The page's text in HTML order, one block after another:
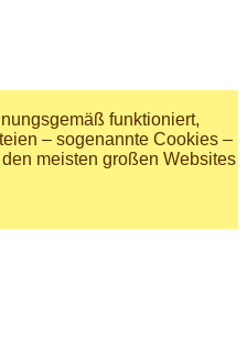
funktioniert,
– sogenannte Cookies –
meisten großen Websites